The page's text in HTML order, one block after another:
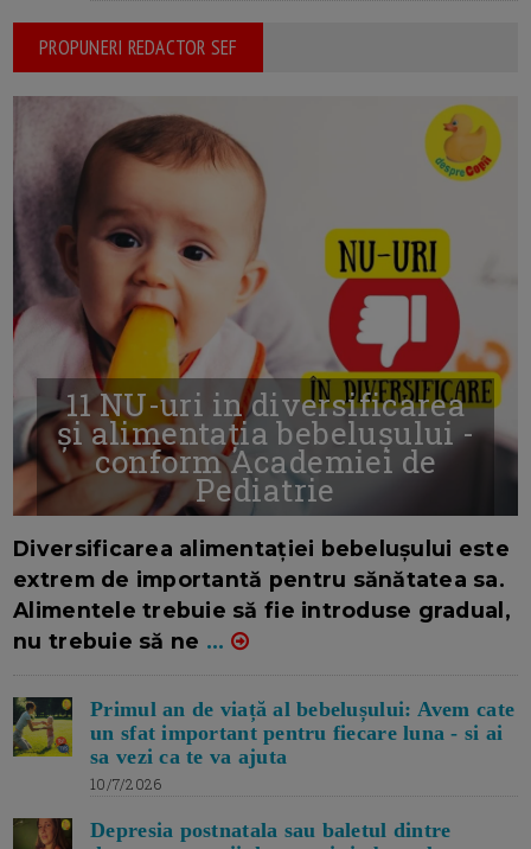
PROPUNERI REDACTOR SEF
11 NU-uri in diversificarea
și alimentația bebelușului -
conform Academiei de
Pediatrie
Diversificarea alimentației bebelușului este
extrem de importantă pentru sănătatea sa.
Alimentele trebuie să fie introduse gradual,
nu trebuie să ne ...
Primul an de viață al bebelușului: Avem cate
un sfat important pentru fiecare luna - si ai
sa vezi ca te va ajuta
10/7/2026
Depresia postnatala sau baletul dintre